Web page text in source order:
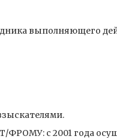
выполняющего
ФРОМУ: с 2001 года